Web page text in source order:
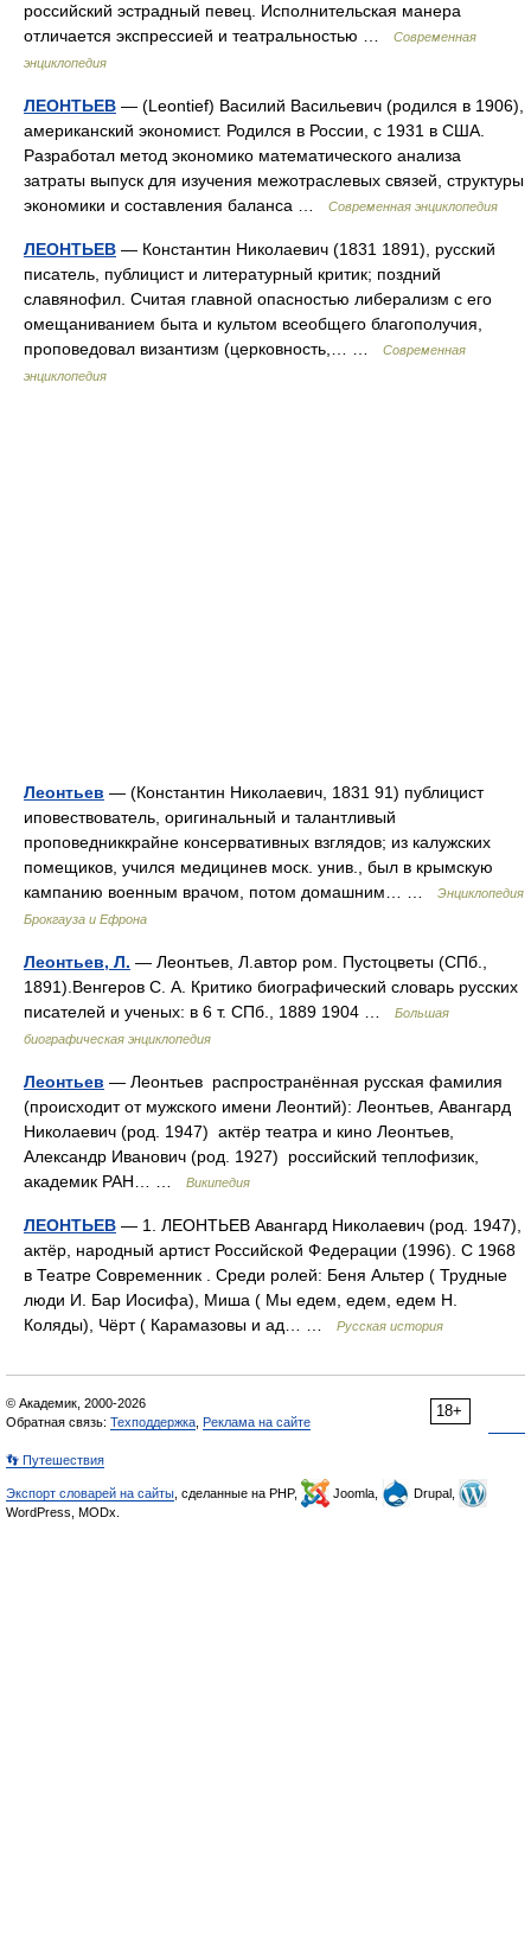
российский эстрадный певец. Исполнительская манера
отличается экспрессией и театральностью …
Современная
энциклопедия
ЛЕОНТЬЕВ — (Leontief) Василий Васильевич (родился в 1906),
американский экономист. Родился в России, с 1931 в США.
Разработал метод экономико математического анализа
затраты выпуск для изучения межотраслевых связей, структуры
экономики и составления баланса …
Современная энциклопедия
ЛЕОНТЬЕВ — Константин Николаевич (1831 1891), русский
писатель, публицист и литературный критик; поздний
славянофил. Считая главной опасностью либерализм с его
омещаниванием быта и культом всеобщего благополучия,
проповедовал византизм (церковность,… …
Современная
энциклопедия
Леонтьев — (Константин Николаевич, 1831 91) публицист
иповествователь, оригинальный и талантливый
проповедниккрайне консервативных взглядов; из калужских
помещиков, учился медицинев моск. унив., был в крымскую
кампанию военным врачом, потом домашним… …
Энциклопедия
Брокгауза и Ефрона
Леонтьев, Л. — Леонтьев, Л.автор ром. Пустоцветы (СПб.,
1891).Венгеров С. А. Критико биографический словарь русских
писателей и ученых: в 6 т. СПб., 1889 1904 …
Большая
биографическая энциклопедия
Леонтьев — Леонтьев распространённая русская фамилия
(происходит от мужского имени Леонтий): Леонтьев, Авангард
Николаевич (род. 1947) актёр театра и кино Леонтьев,
Александр Иванович (род. 1927) российский теплофизик,
академик РАН… …
Википедия
ЛЕОНТЬЕВ — 1. ЛЕОНТЬЕВ Авангард Николаевич (род. 1947),
актёр, народный артист Российской Федерации (1996). С 1968
в Театре Современник . Среди ролей: Беня Альтер ( Трудные
люди И. Бар Иосифа), Миша ( Мы едем, едем, едем Н.
Коляды), Чёрт ( Карамазовы и ад… …
Русская история
18+
© Академик, 2000-2026
Обратная связь: Техподдержка Реклама на сайте
👣 Путешествия
Экспорт словарей на сайты , сделанные на PHP, Joomla,
Drupal,
WordPress, MODx.